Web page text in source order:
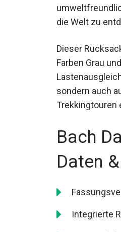
praktischem
für alle, die es
Dieser
Farben Grau
sondern auch
Bach
Daten